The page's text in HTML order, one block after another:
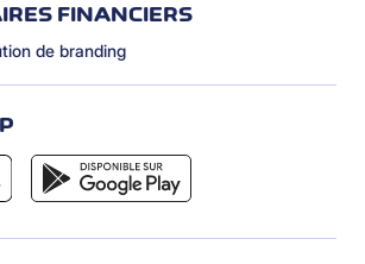
FINANCIERS
de branding